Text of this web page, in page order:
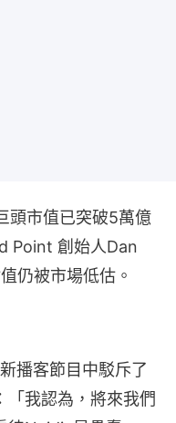
頭市值已突破5萬億
Point 創始人Dan
仍被市場低估。
播客節目中駁斥了
「我認為，將來我們